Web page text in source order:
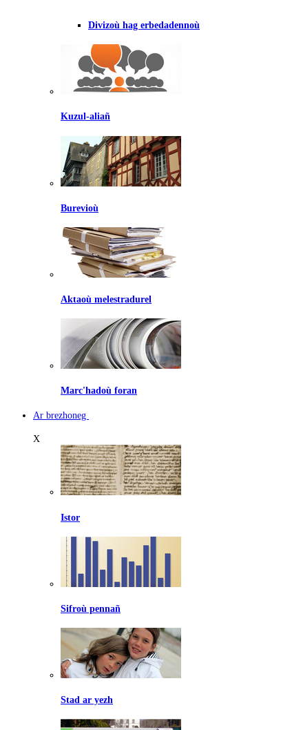
Divizoù hag erbedadennoù
Kuzul-aliañ
Burevioù
Aktaoù melestradurel
Marc'hadoù foran
Ar brezhoneg
X
Istor
Sifroù pennañ
Stad ar yezh